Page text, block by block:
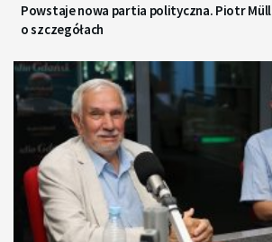
Powstaje nowa partia polityczna. Piotr
o szczegółach